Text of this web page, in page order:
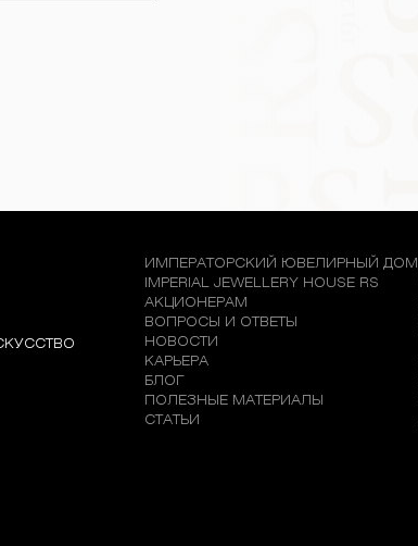
ИМПЕРАТОРСКИЙ ЮВЕЛИРНЫЙ ДОМ
IMPERIAL JEWELLERY HOUSE RS
АКЦИОНЕРАМ
ВОПРОСЫ И ОТВЕТЫ
НОВОСТИ
КАРЬЕРА
БЛОГ
ПОЛЕЗНЫЕ МАТЕРИАЛЫ
СТАТЬИ